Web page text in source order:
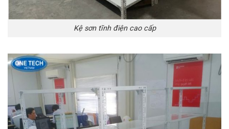
Kệ sơn tĩnh điện cao cấp